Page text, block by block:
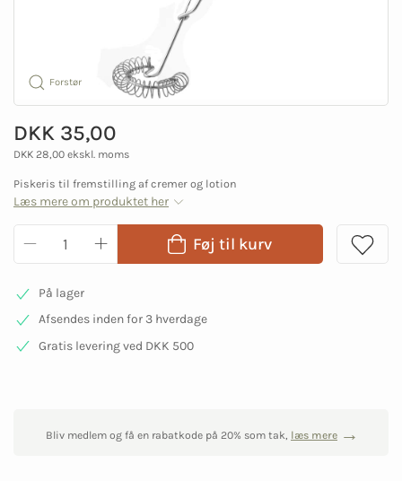
Forstør
DKK 35,00
DKK 28,00 ekskl. moms
Piskeris til fremstilling af cremer og lotion
Læs mere om produktet her
Føj til kurv
På lager
Afsendes inden for 3 hverdage
Gratis levering ved DKK 500
Bliv medlem og få en rabatkode på 20% som tak, læs mere